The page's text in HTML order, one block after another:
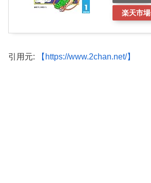
楽天市場
引用元: 【https://www.2chan.net/】